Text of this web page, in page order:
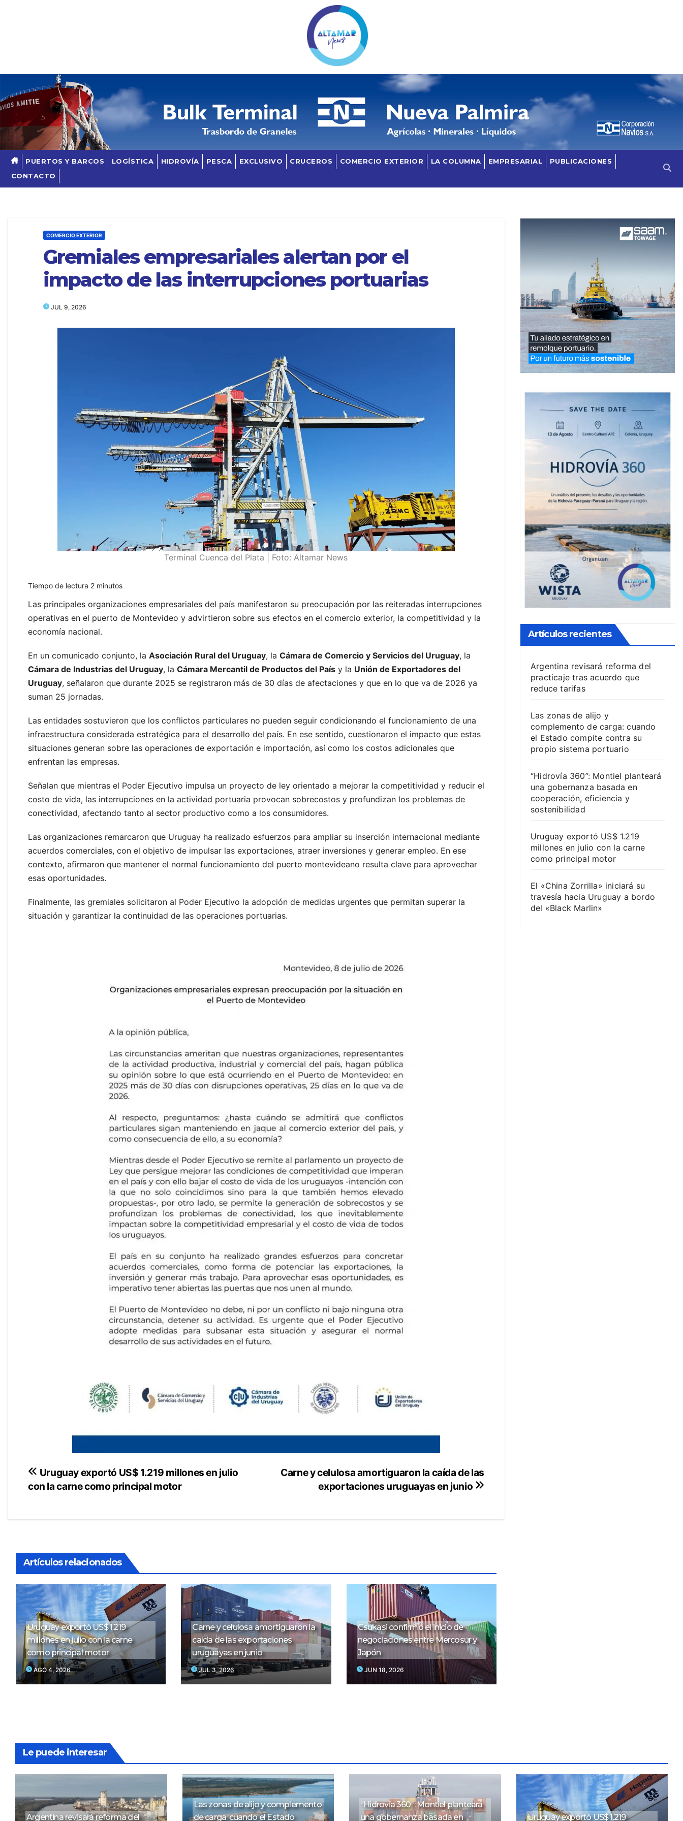
PUERTOS Y BARCOS LOGÍSTICA HIDROVÍA PESCA EXCLUSIVO CRUCEROS COMERCIO EXTERIOR LA COLUMNA EMPRESARIAL
PUBLICACIONES
CONTACTO
COMERCIO EXTERIOR
Gremiales empresariales alertan por el
impacto de las interrupciones portuarias
JUL 9, 2026
Terminal Cuenca del Plata | Foto: Altamar News
Tiempo de lectura 2 minutos
Las principales organizaciones empresariales del país manifestaron su preocupación por las reiteradas interrupciones
operativas en el puerto de Montevideo y advirtieron sobre sus efectos en el comercio exterior, la competitividad y la
economía nacional.
En un comunicado conjunto, la Asociación Rural del Uruguay, la Cámara de Comercio y Servicios del Uruguay, la
Cámara de Industrias del Uruguay, la Cámara Mercantil de Productos del País y la Unión de Exportadores del
Uruguay, señalaron que durante 2025 se registraron más de 30 días de afectaciones y que en lo que va de 2026 ya
suman 25 jornadas.
Las entidades sostuvieron que los conflictos particulares no pueden seguir condicionando el funcionamiento de una
infraestructura considerada estratégica para el desarrollo del país. En ese sentido, cuestionaron el impacto que estas
situaciones generan sobre las operaciones de exportación e importación, así como los costos adicionales que
enfrentan las empresas.
Señalan que mientras el Poder Ejecutivo impulsa un proyecto de ley orientado a mejorar la competitividad y reducir el
costo de vida, las interrupciones en la actividad portuaria provocan sobrecostos y profundizan los problemas de
conectividad, afectando tanto al sector productivo como a los consumidores.
Las organizaciones remarcaron que Uruguay ha realizado esfuerzos para ampliar su inserción internacional mediante
acuerdos comerciales, con el objetivo de impulsar las exportaciones, atraer inversiones y generar empleo. En ese
contexto, afirmaron que mantener el normal funcionamiento del puerto montevideano resulta clave para aprovechar
esas oportunidades.
Finalmente, las gremiales solicitaron al Poder Ejecutivo la adopción de medidas urgentes que permitan superar la
situación y garantizar la continuidad de las operaciones portuarias.
Navegación
de
Carne y celulosa amortiguaron la caída de las
exportaciones uruguayas en junio
Uruguay exportó US$ 1.219 millones en julio
con la carne como principal motor
Artículos relacionados
Uruguay exportó US$ 1.219
millones en julio con la carne
como principal motor
AGO 4, 2026
Carne y celulosa amortiguaron la
caída de las exportaciones
uruguayas en junio
JUL 3, 2026
Csukasi confirmó el inicio de
negociaciones entre Mercosur y
Japón
JUN 18, 2026
Artículos recientes
Argentina revisará reforma del
practicaje tras acuerdo que
reduce tarifas
Las zonas de alijo y
complemento de carga: cuando
el Estado compite contra su
propio sistema portuario
“Hidrovía 360”: Montiel planteará
una gobernanza basada en
cooperación, eficiencia y
sostenibilidad
Uruguay exportó US$ 1.219
millones en julio con la carne
como principal motor
El «China Zorrilla» iniciará su
travesía hacia Uruguay a bordo
del «Black Marlin»
Le puede interesar
Argentina revisará reforma del
Las zonas de alijo y complemento
de carga: cuando el Estado
“Hidrovía 360”: Montiel planteará
una gobernanza basada en
Uruguay exportó US$ 1.219